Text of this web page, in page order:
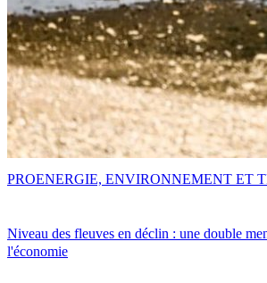
Niveau des fleuves en déclin : une double
l'économie
PROENERGIE, ENVIRONNEMENT ET